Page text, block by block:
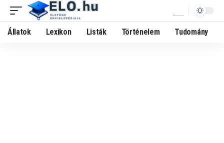
Állatok Lexikon Listák Történelem Tudomány